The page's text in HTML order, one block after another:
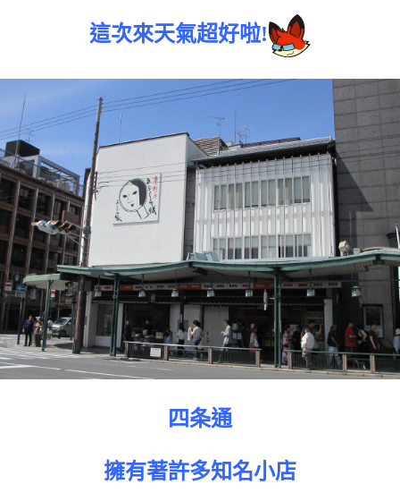
這次來天氣超好啦!
四条通
擁有著許多知名小店